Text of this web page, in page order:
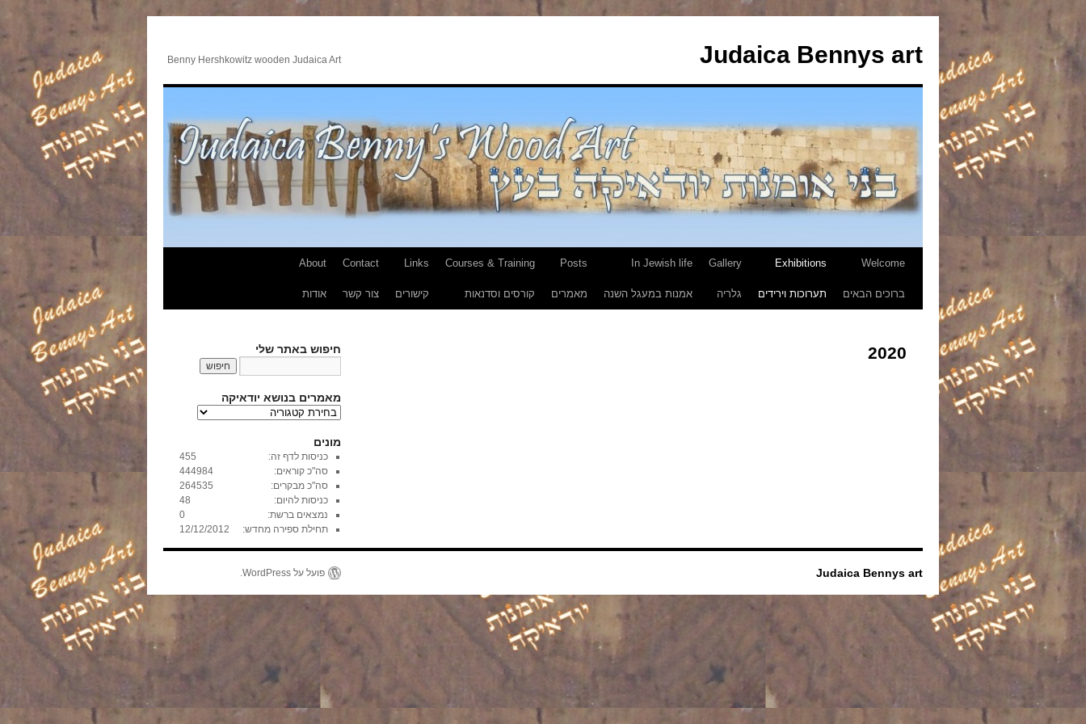
Judaica Bennys art
Benny Hershkowitz wooden Judaica Art
לדלג
לתוכן
Welcome
ברוכים הבאים
Exhibitions
תערוכות וירידים
Gallery
גלריה
In Jewish life
אמנות במעגל השנה
Posts
מאמרים
Courses & Training
קורסים וסדנאות
Links
קישורים
Contact
צור קשר
About
אודות
2020 חיפוש באתר שלי
מאמרים בנושא יודאיקה
מ
מ
ר
י
ם
ב
נ
ו
י
ק
מונים
455
כניסות לדף זה:
444984
סה"כ קוראים:
264535
סה"כ מבקרים:
48
כניסות להיום:
0
נמצאים ברשת:
12/12/2012
תחילת ספירה מחדש:
Judaica Bennys art פועל על WordPress.